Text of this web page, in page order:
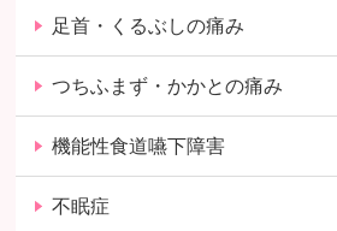
足首・くるぶしの痛み
つちふまず・かかとの痛み
機能性食道嚥下障害
不眠症